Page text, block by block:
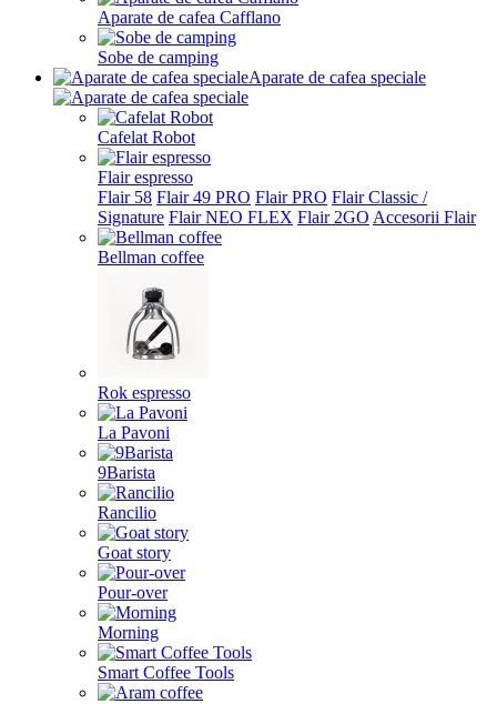
Aparate de cafea Cafflano
Sobe de camping
Aparate de cafea speciale
Cafelat Robot
Flair espresso
Flair 58 Flair 49 PRO Flair PRO Flair Classic /
Signature Flair NEO FLEX Flair 2GO Accesorii Flair
Bellman coffee
Rok espresso
La Pavoni
9Barista
Rancilio
Goat story
Pour-over
Morning
Smart Coffee Tools